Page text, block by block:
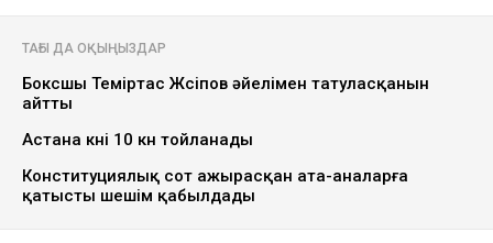
ТАҒЫ ДА ОҚЫҢЫЗДАР
Боксшы Теміртас Жүсіпов әйелімен татуласқанын
айтты
Астана күні 10 күн тойланады
Конституциялық сот ажырасқан ата-аналарға
қатысты шешім қабылдады